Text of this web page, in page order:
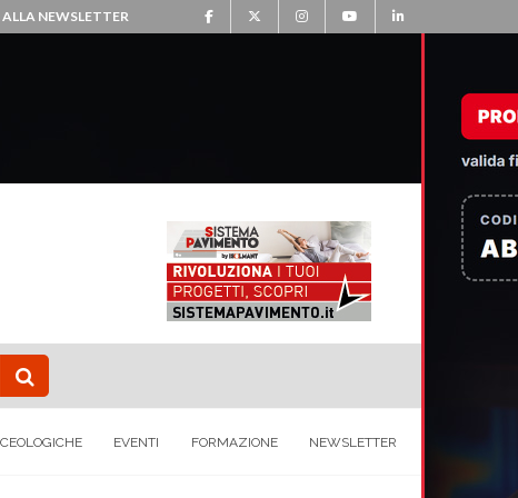
NEWSLETTER
EVENTI FORMAZIONE NEWSLETTER